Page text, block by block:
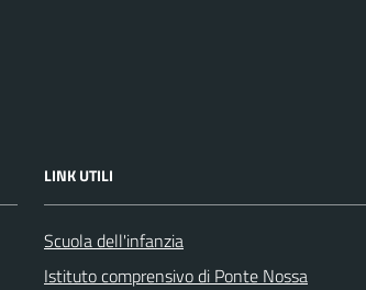
LINK UTILI
Scuola dell'infanzia
Istituto comprensivo di Ponte Nossa